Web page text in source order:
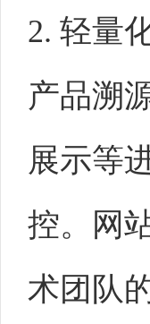
2. 轻量
产品溯
展示等
控。网
术团队